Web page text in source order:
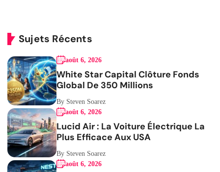
Sujets Récents
août 6, 2026
White Star Capital Clôture Fonds
Global De 350 Millions
By Steven Soarez
août 6, 2026
Lucid Air : La Voiture Électrique La
Plus Efficace Aux USA
By Steven Soarez
août 6, 2026